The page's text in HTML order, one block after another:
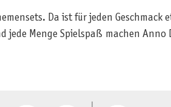
Da ist für jeden
Menge Spielspaß machen